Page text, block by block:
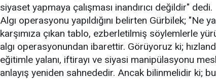
siyaset yapmaya çalışması inandırıcı değildir" dedi.
Algı operasyonu yapıldığını belirten Gürbilek; "Ne
karşımıza çıkan tablo, ezberletilmiş söylemlerle
algı operasyonundan ibarettir. Görüyoruz ki;
eğitimle yalanı, iftirayı ve siyasi manipülasyonu
anlayış yeniden sahnededir. Ancak bilinmelidir ki;